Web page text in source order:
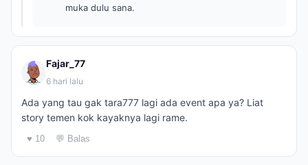
muka dulu sana.
Fajar_77
6 hari lalu
Ada yang tau gak tara777 lagi ada event apa ya? Liat
story temen kok kayaknya lagi rame.
♥ 10 💬 Balas